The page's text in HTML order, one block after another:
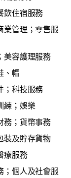
飲住宿服務
業管理；零售服
美容護理服務
、帽
；科技服務
練；娛樂
務；貨幣事務
裝及貯存貨物
療服務
；個人及社會服